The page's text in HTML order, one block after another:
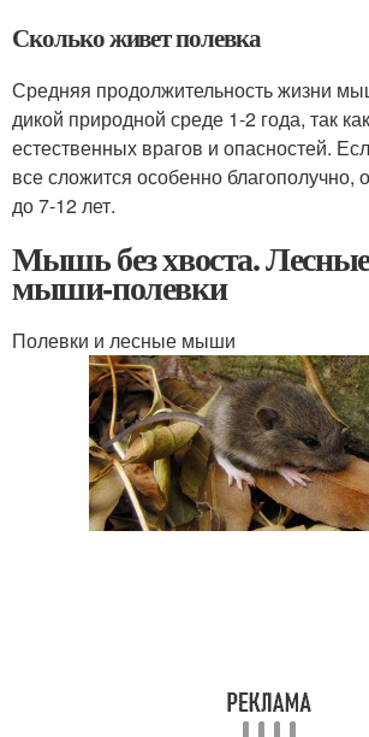
Сколько живет полевка
Средняя продолжительность жизни
дикой природной среде 1-2 года, так
естественных врагов и опасностей.
все сложится особенно благополучно,
до 7-12 лет.
Мышь без хвоста.
мыши-полевки
Полевки и лесные мыши